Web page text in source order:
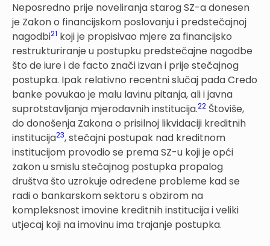
Neposredno prije noveliranja starog SZ-a donesen
je Zakon o financijskom poslovanju i predstečajnoj
nagodbi21 koji je propisivao mjere za financijsko
restrukturiranje u postupku predstečajne nagodbe
što de iure i de facto znači izvan i prije stečajnog
postupka. Ipak relativno recentni slučaj pada Credo
banke povukao je malu lavinu pitanja, ali i javna
suprotstavljanja mjerodavnih institucija.22 Štoviše,
do donošenja Zakona o prisilnoj likvidaciji kreditnih
institucija23, stečajni postupak nad kreditnom
institucijom provodio se prema SZ-u koji je opći
zakon u smislu stečajnog postupka propalog
društva što uzrokuje određene probleme kad se
radi o bankarskom sektoru s obzirom na
kompleksnost imovine kreditnih institucija i veliki
utjecaj koji na imovinu ima trajanje postupka.